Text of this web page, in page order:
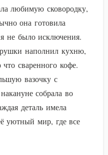
любимую сковородку,
она готовила
не было исключения.
наполнил кухню,
сваренного кофе.
вазочку с
собрала во
деталь имела
уютный мир, где все